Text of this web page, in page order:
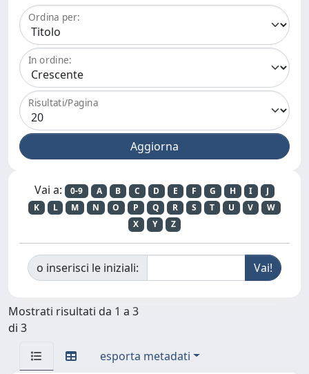
Ordina per:
In ordine:
Risultati/Pagina
Vai a: 0-9 A B C D E F G H I
J
K
L M N O P Q R S T U V
W
X
Y Z
o inserisci le iniziali:
Mostrati risultati da 1 a 3
di 3
esporta metadati